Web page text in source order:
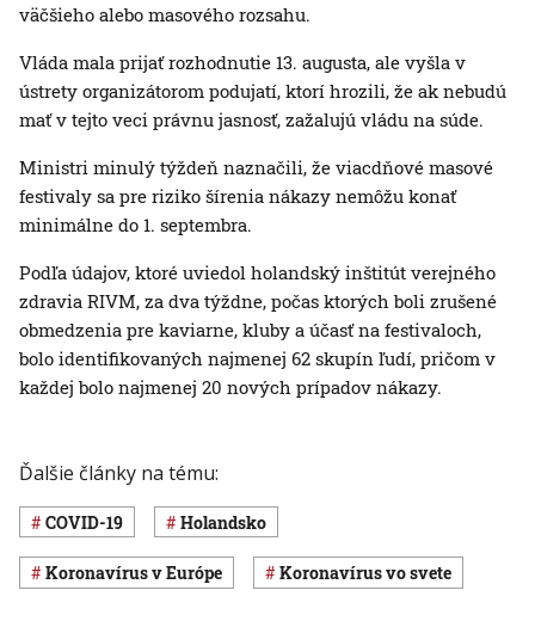
väčšieho alebo masového rozsahu.
Vláda mala prijať rozhodnutie 13. augusta, ale vyšla v
ústrety organizátorom podujatí, ktorí hrozili, že ak nebudú
mať v tejto veci právnu jasnosť, zažalujú vládu na súde.
Ministri minulý týždeň naznačili, že viacdňové masové
festivaly sa pre riziko šírenia nákazy nemôžu konať
minimálne do 1. septembra.
Podľa údajov, ktoré uviedol holandský inštitút verejného
zdravia RIVM, za dva týždne, počas ktorých boli zrušené
obmedzenia pre kaviarne, kluby a účasť na festivaloch,
bolo identifikovaných najmenej 62 skupín ľudí, pričom v
každej bolo najmenej 20 nových prípadov nákazy.
Ďalšie články na tému:
COVID-19 Holandsko
koronavírus v Európe koronavírus vo svete